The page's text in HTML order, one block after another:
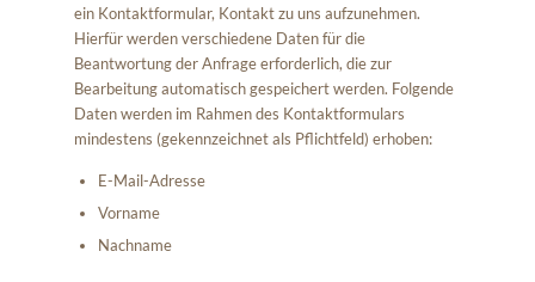
ein Kontaktformular, Kontakt zu uns aufzunehmen.
Hierfür werden verschiedene Daten für die
Beantwortung der Anfrage erforderlich, die zur
Bearbeitung automatisch gespeichert werden. Folgende
Daten werden im Rahmen des Kontaktformulars
mindestens (gekennzeichnet als Pflichtfeld) erhoben:
E-Mail-Adresse
Vorname
Nachname